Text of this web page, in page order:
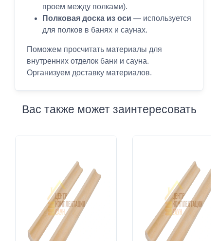
проем между полками).
Полковая доска из оси — используется
для полков в банях и саунах.
Поможем просчитать материалы для
внутренних отделок бани и сауна.
Организуем доставку материалов.
Вас также может заинтересовать